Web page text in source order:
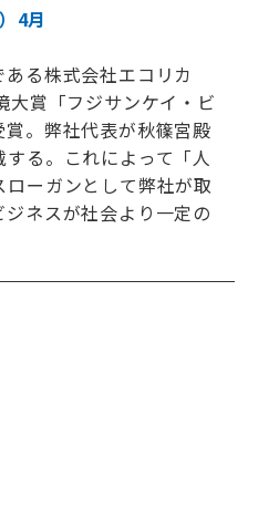
4月
る株式会社エコリカ
大賞「フジサンケイ・ビ
。弊社代表が秋篠宮殿
る。これによって「人
ローガンとして弊社が取
ネスが社会より一定の